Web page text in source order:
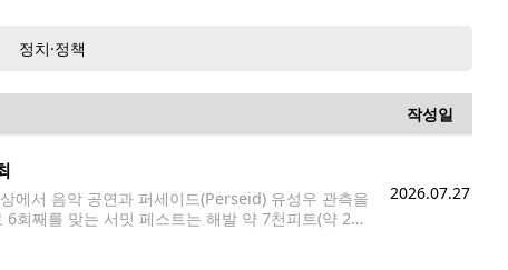
정치·정책
작성일
에서 음악 공연과 퍼세이드(Perseid) 유성우 관측을
회째를 맞는 서밋 페스트는 해발 약 7천피트(약 2천
2026.07.27